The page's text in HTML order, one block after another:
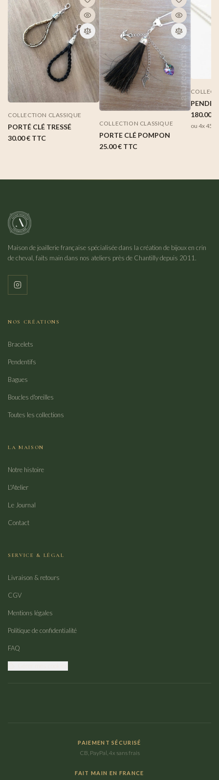
COLLECTION CLASSIQUE
PORTÉ CLÉ TRESSÉ
30.00 € TTC
COLLECTION CLASSIQUE
PORTE CLÉ POMPON
25.00 € TTC
180.00 €
ou 4x
Maison de joaillerie française spécialisée dans la création de bijoux en crin
de cheval, faits main dans nos ateliers près de Chantilly depuis 2011.
NOS CRÉATIONS
Bracelets
Pendentifs
Bagues
Boucles d'oreilles
Toutes les collections
LA MAISON
Notre histoire
L'Atelier
Le Journal
Contact
SERVICE & LÉGAL
Livraison & retours
CGV
Mentions légales
Politique de confidentialité
FAQ
PAIEMENT SÉCURISÉ
CB, PayPal, 4x sans frais
FAIT MAIN EN FRANCE